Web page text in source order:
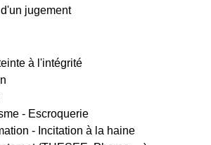
jugement
à l'intégrité
- Escroquerie
- Incitation à la haine